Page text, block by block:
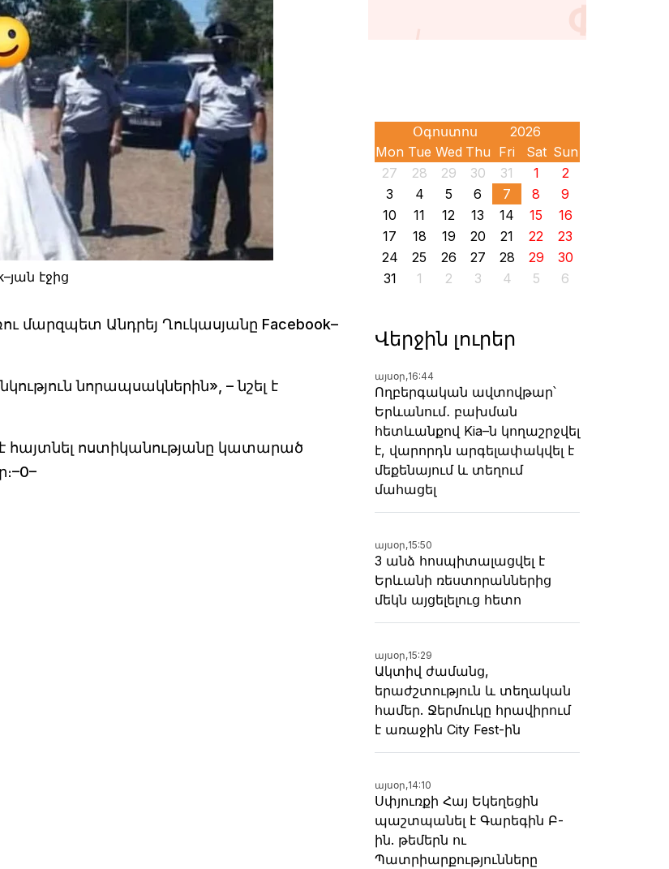
էջից
մարզպետ Անդրեյ Ղուկասյանը Facebook–
նորապսակներին», – նշել է
է հայտնել ոստիկանությանը կատարած
Mon Tue Wed Thu Fri Sat Sun
27
28 29 30 31 1
2
3
4 5 6 7 8
9
10
11 12 13 14 15
16
17
18 19 20 21 22
23
24
25 26 27 28 29
30
31
1 2 3 4 5 6
Վերջին լուրեր
այսօր,16:44
Ողբերգական ավտովթար՝
Երևանում․ բախման
հետևանքով Kia–ն կողաշրջվել
է, վարորդն արգելափակվել է
մեքենայում և տեղում
մահացել
այսօր,15:50
3 անձ հոսպիտալացվել է
Երևանի ռեստորաններից
մեկն այցելելուց հետո
այսօր,15:29
Ակտիվ ժամանց,
երաժշտություն և տեղական
համեր. Ջերմուկը հրավիրում
է առաջին City Fest-ին
այսօր,14:10
Սփյուռքի Հայ Եկեղեցին
պաշտպանել է Գարեգին Բ-
ին. թեմերն ու
Պատրիարքությունները